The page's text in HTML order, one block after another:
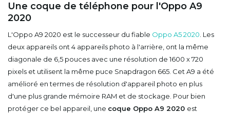
Une coque de téléphone pour l'Oppo A9
2020
L'Oppo A9 2020 est le successeur du fiable Oppo A5 2020 . Les
deux appareils ont 4 appareils photo à l'arrière, ont la même
diagonale de 6,5 pouces avec une résolution de 1600 x 720
pixels et utilisent la même puce Snapdragon 665. Cet A9 a été
amélioré en termes de résolution d'appareil photo en plus
d'une plus grande mémoire RAM et de stockage. Pour bien
protéger ce bel appareil, une coque Oppo A9 2020 est